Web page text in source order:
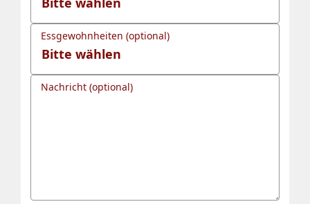
Essgewohnheiten (optional)
Nachricht (optional)